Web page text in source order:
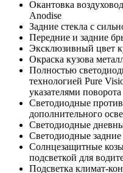
Окантовка
Anodise
Задние стекла с
Передние и задние
Эксклюзивный цвет
Окраска кузова
Полностью
технологией Pure
указателями поворота
Светодиодные
дополнительного
Светодиодные
Светодиодные
Солнцезащитные
подсветкой для
Подсветка климат-